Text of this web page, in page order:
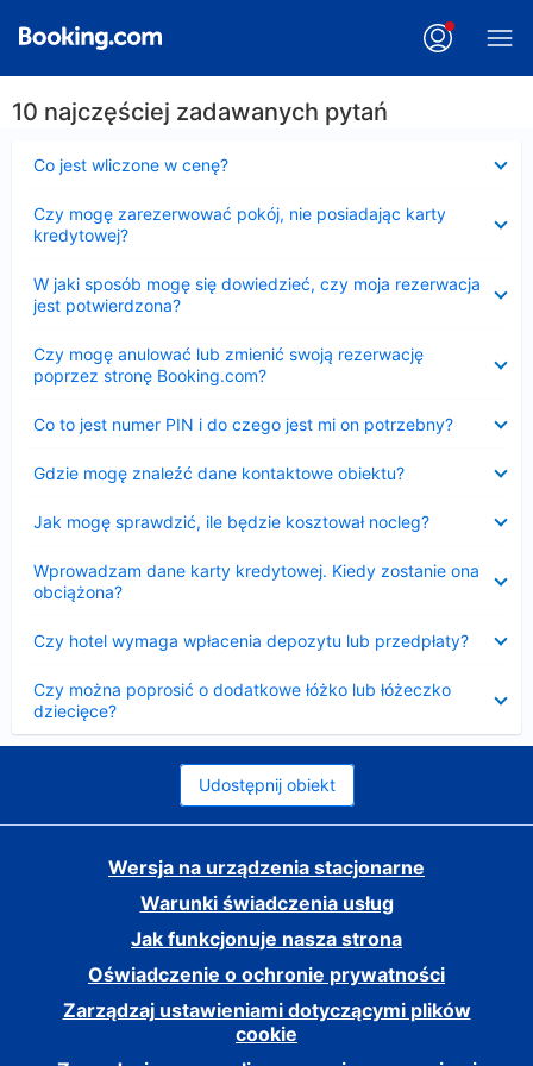
10 najczęściej zadawanych pytań
Co jest wliczone w cenę?
Czy mogę zarezerwować pokój, nie posiadając karty
kredytowej?
W jaki sposób mogę się dowiedzieć, czy moja rezerwacja
jest potwierdzona?
Czy mogę anulować lub zmienić swoją rezerwację
poprzez stronę Booking.com?
Co to jest numer PIN i do czego jest mi on potrzebny?
Gdzie mogę znaleźć dane kontaktowe obiektu?
Jak mogę sprawdzić, ile będzie kosztował nocleg?
Wprowadzam dane karty kredytowej. Kiedy zostanie ona
obciążona?
Czy hotel wymaga wpłacenia depozytu lub przedpłaty?
Czy można poprosić o dodatkowe łóżko lub łóżeczko
dziecięce?
Udostępnij obiekt
Wersja na urządzenia stacjonarne
Warunki świadczenia usług
Jak funkcjonuje nasza strona
Oświadczenie o ochronie prywatności
Zarządzaj ustawieniami dotyczącymi plików
cookie